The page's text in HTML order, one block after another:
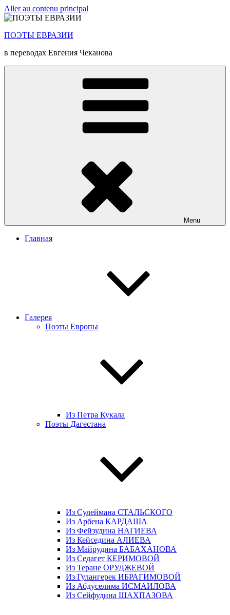
Aller au contenu principal
ПОЭТЫ ЕВРАЗИИ
в переводах Евгения Чеканова
Menu
Главная
Галерея
Поэты Европы
Из Петра Кукала
Поэты Дагестана
Из Сулеймана СТАЛЬСКОГО
Из Арбена КАРДАША
Из Фейзудина НАГИЕВА
Из Кейседина АЛИЕВА
Из Майрудина БАБАХАНОВА
Из Седагет КЕРИМОВОЙ
Из Теране ОРУДЖЕВОЙ
Из Гулангерек ИБРАГИМОВОЙ
Из Абдуселима ИСМАИЛОВА
Из Сейфудина ШАХПАЗОВА